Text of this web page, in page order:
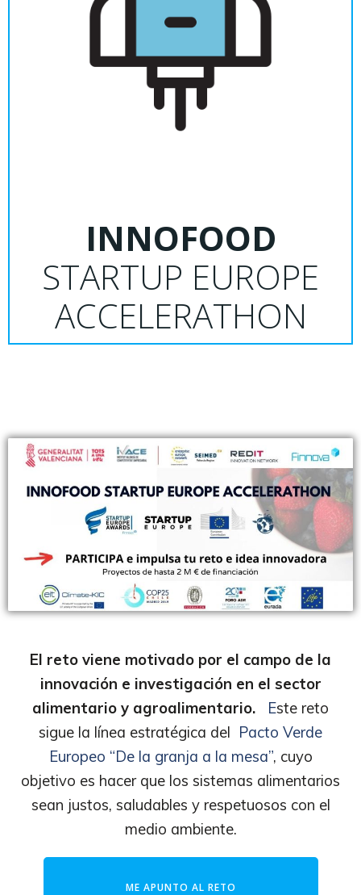
INNOFOOD
STARTUP EUROPE
ACCELERATHON
El reto viene motivado por el campo de la
innovación e investigación en el sector
alimentario y agroalimentario.
Este reto
sigue la línea estratégica del Pacto Verde
Europeo “De la granja a la mesa”, cuyo
objetivo es hacer que los sistemas alimentarios
sean justos, saludables y respetuosos con el
medio ambiente.
ME APUNTO AL RETO